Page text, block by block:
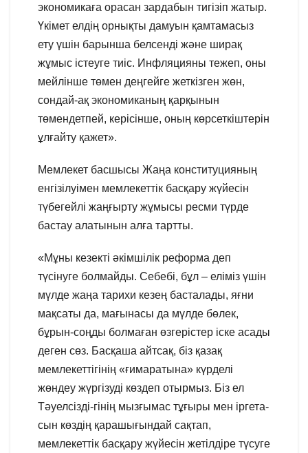
экономикаға орасан зардабын тигізіп жатыр.
Үкімет елдің орнықты дамуын қамтамасыз
ету үшін барынша белсенді және ширақ
жұмыс істеуге тиіс. Инфляцияны тежеп, оны
мейлінше төмен деңгейге жеткізген жөн,
сондай-ақ экономиканың қарқынын
төмендетпей, керісінше, оның көрсеткіштерін
ұлғайту қажет».
Мемлекет басшысы Жаңа конституцияның
енгізілуімен мемлекеттік басқару жүйесін
түбегейлі жаңғырту жұмысы ресми түрде
бастау алатынын алға тартты.
«Мұны кезекті әкімшілік реформа деп
түсінуге болмайды. Себебі, бұл – еліміз үшін
мүлде жаңа тарихи кезең басталады, яғни
мақсаты да, мағынасы да мүлде бөлек,
бұрын-соңды болмаған өзгерістер іске асады
деген сөз. Басқаша айтсақ, біз қазақ
мемлекеттігінің «ғимаратына» күрделі
жөндеу жүргізуді көздеп отырмыз. Біз ел
Тәуелсізді-гінің мызғымас тұғыры мен іргета-
сын көздің қарашығындай сақтап,
мемлекеттік басқару жүйесін жетілдіре түсуге